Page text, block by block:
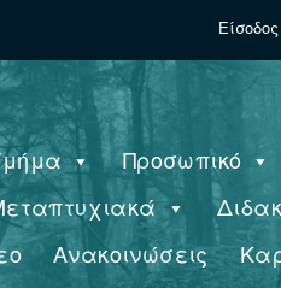
Είσοδος
Προσωπικό
Ανακοινώσεις